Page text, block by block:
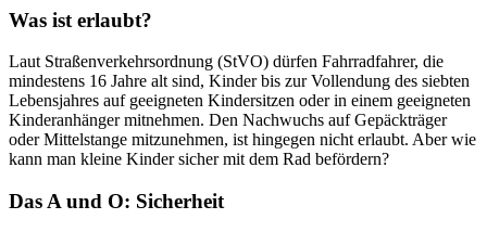
Was ist erlaubt?
Laut Straßenverkehrsordnung (StVO) dürfen Fahrradfahrer, die
mindestens 16 Jahre alt sind, Kinder bis zur Vollendung des siebten
Lebensjahres auf geeigneten Kindersitzen oder in einem geeigneten
Kinderanhänger mitnehmen. Den Nachwuchs auf Gepäckträger
oder Mittelstange mitzunehmen, ist hingegen nicht erlaubt. Aber wie
kann man kleine Kinder sicher mit dem Rad befördern?
Das A und O: Sicherheit